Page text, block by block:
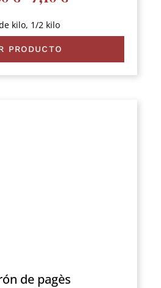
desde
kilo, 1/2 kilo
PRODUCTO
de pagès